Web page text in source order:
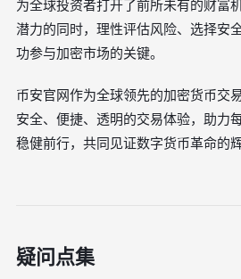
为全球投资者打开了前所未有的财富
潜力的同时，理性评估风险、选择安
功参与加密市场的关键。
币安官网作为全球领先的加密货币交
安全、便捷、透明的交易体验，助力
稳健前行，共同见证数字货币革命的辉
疑问点集